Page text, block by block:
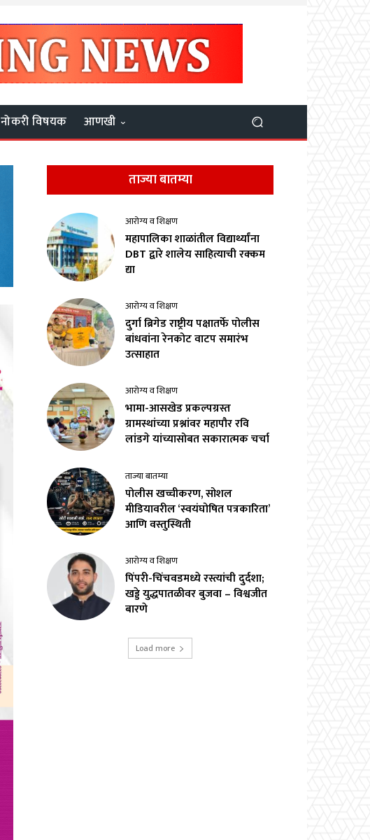
नोकरी विषयक आणखी
ताज्या बातम्या
आरोग्य व शिक्षण
महापालिका शाळांतील विद्यार्थ्यांना
DBT द्वारे शालेय साहित्याची रक्कम
द्या
आरोग्य व शिक्षण
दुर्गा ब्रिगेड राष्ट्रीय पक्षातर्फे पोलीस
बांधवांना रेनकोट वाटप समारंभ
उत्साहात
आरोग्य व शिक्षण
भामा-आसखेड प्रकल्पग्रस्त
ग्रामस्थांच्या प्रश्नांवर महापौर रवि
लांडगे यांच्यासोबत सकारात्मक चर्चा
ताज्या बातम्या
पोलीस खच्चीकरण, सोशल
मीडियावरील ‘स्वयंघोषित पत्रकारिता’
आणि वस्तुस्थिती
आरोग्य व शिक्षण
पिंपरी-चिंचवडमध्ये रस्त्यांची दुर्दशा;
खड्डे युद्धपातळीवर बुजवा – विश्वजीत
बारणे
Load more